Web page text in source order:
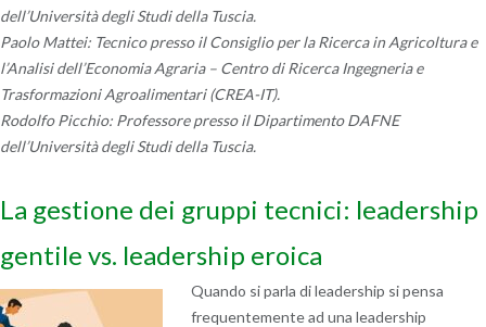
dell’Università degli Studi della Tuscia.
Paolo Mattei: Tecnico presso il Consiglio per la Ricerca in Agricoltura e
l’Analisi dell’Economia Agraria – Centro di Ricerca Ingegneria e
Trasformazioni Agroalimentari (CREA-IT).
Rodolfo Picchio: Professore presso il Dipartimento DAFNE
dell’Università degli Studi della Tuscia.
La gestione dei gruppi tecnici: leadership
gentile vs. leadership eroica
Quando si parla di leadership si pensa
frequentemente ad una leadership